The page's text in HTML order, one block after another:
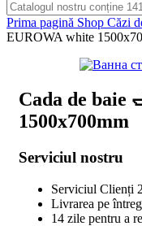
Prima pagină Shop Căzi
EUROWA white
Cada de baie
1500x700mm
Serviciul nostru
Serviciul Clienți
Livrarea pe
14 zile pentru a